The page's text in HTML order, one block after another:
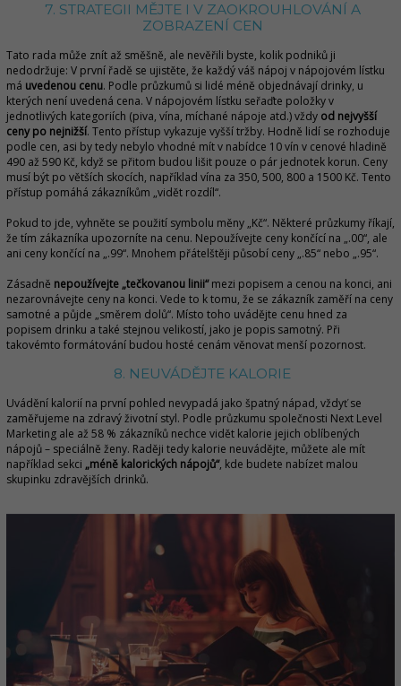
7. STRATEGII MĚJTE I V ZAOKROUHLOVÁNÍ A
ZOBRAZENÍ CEN
Tato rada může znít až směšně, ale nevěřili byste, kolik podniků ji
nedodržuje: V první řadě se ujistěte, že každý váš nápoj v nápojovém lístku
má uvedenou cenu. Podle průzkumů si lidé méně objednávají drinky, u
kterých není uvedená cena. V nápojovém lístku seřaďte položky v
jednotlivých kategoriích (piva, vína, míchané nápoje atd.) vždy od nejvyšší
ceny po nejnižší. Tento přístup vykazuje vyšší tržby. Hodně lidí se rozhoduje
podle cen, asi by tedy nebylo vhodné mít v nabídce 10 vín v cenové hladině
490 až 590 Kč, když se přitom budou lišit pouze o pár jednotek korun. Ceny
musí být po větších skocích, například vína za 350, 500, 800 a 1500 Kč. Tento
přístup pomáhá zákazníkům „vidět rozdíl“.
Pokud to jde, vyhněte se použití symbolu měny „Kč“. Některé průzkumy říkají,
že tím zákazníka upozorníte na cenu. Nepoužívejte ceny končící na „.00“, ale
ani ceny končící na „.99“. Mnohem přátelštěji působí ceny „.85“ nebo „.95“.
Zásadně nepoužívejte „tečkovanou linii“mezi popisem a cenou na konci, ani
nezarovnávejte ceny na konci. Vede to k tomu, že se zákazník zaměří na ceny
samotné a půjde „směrem dolů“. Místo toho uvádějte cenu hned za
popisem drinku a také stejnou velikostí, jako je popis samotný. Při
takovémto formátování budou hosté cenám věnovat menší pozornost.
8. NEUVÁDĚJTE KALORIE
Uvádění kalorií na první pohled nevypadá jako špatný nápad, vždyť se
zaměřujeme na zdravý životní styl. Podle průzkumu společnosti Next Level
Marketing ale až 58 % zákazníků nechce vidět kalorie jejich oblíbených
nápojů – speciálně ženy. Raději tedy kalorie neuvádějte, můžete ale mít
například sekci „méně kalorických nápojů“, kde budete nabízet malou
skupinku zdravějších drinků.